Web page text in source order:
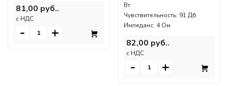
81,00 руб..
c НДС
- +
Вт
Чувствительность: 91 Дб
Импеданс: 4 Ом
82,00 руб..
c НДС
- +